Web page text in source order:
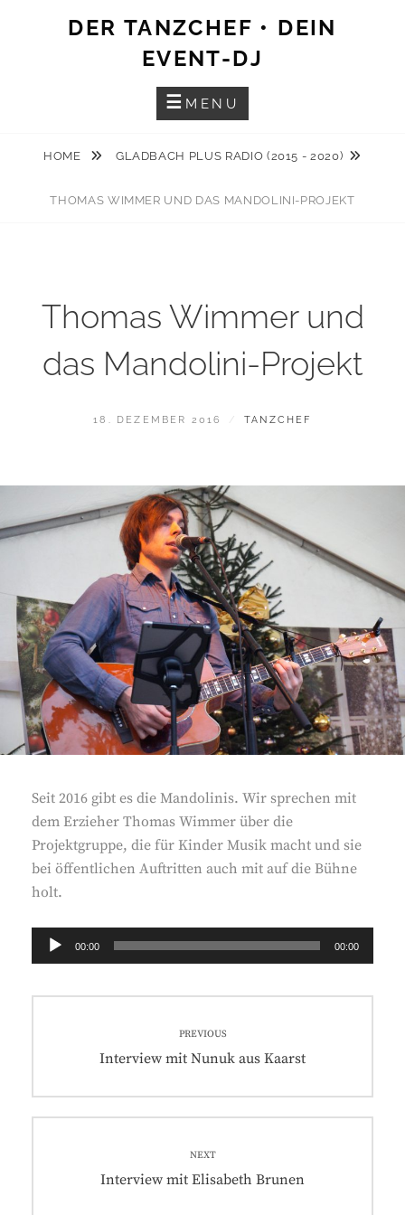
DER TANZCHEF • DEIN
EVENT-DJ
MENU
HOME GLADBACH PLUS RADIO (2015 - 2020)
THOMAS WIMMER UND DAS MANDOLINI-PROJEKT
Thomas Wimmer und
das Mandolini-Projekt
POSTED
18. DEZEMBER 2016 BY
TANZCHEF
Seit 2016 gibt es die Mandolinis. Wir sprechen mit
dem Erzieher Thomas Wimmer über die
Projektgruppe, die für Kinder Musik macht und sie
bei öffentlichen Auftritten auch mit auf die Bühne
holt.
Audio-
Player
00:00 00:00
PREVIOUS
Previous
Interview mit Nunuk aus Kaarst
NEXT
Next
Interview mit Elisabeth Brunen